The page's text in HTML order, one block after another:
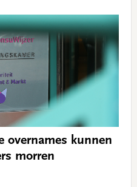
overnames kunnen
morren